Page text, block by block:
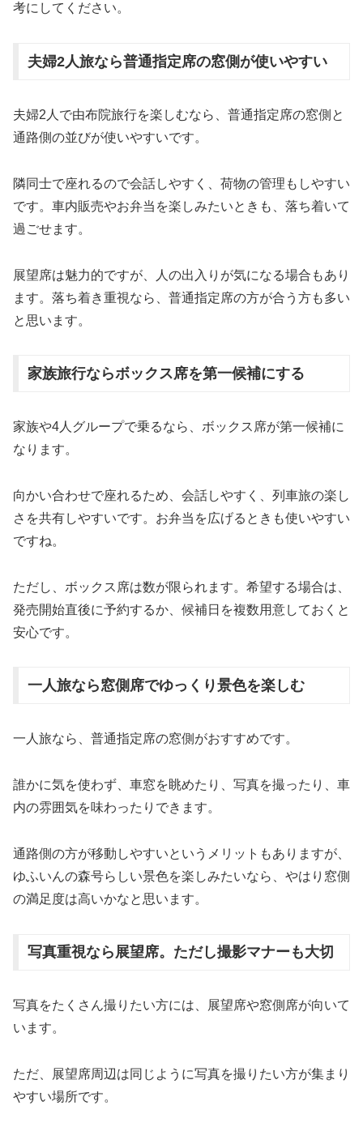
考にしてください。
夫婦2人旅なら普通指定席の窓側が使いやすい
夫婦2人で由布院旅行を楽しむなら、普通指定席の窓側と
通路側の並びが使いやすいです。
隣同士で座れるので会話しやすく、荷物の管理もしやすい
です。車内販売やお弁当を楽しみたいときも、落ち着いて
過ごせます。
展望席は魅力的ですが、人の出入りが気になる場合もあり
ます。落ち着き重視なら、普通指定席の方が合う方も多い
と思います。
家族旅行ならボックス席を第一候補にする
家族や4人グループで乗るなら、ボックス席が第一候補に
なります。
向かい合わせで座れるため、会話しやすく、列車旅の楽し
さを共有しやすいです。お弁当を広げるときも使いやすい
ですね。
ただし、ボックス席は数が限られます。希望する場合は、
発売開始直後に予約するか、候補日を複数用意しておくと
安心です。
一人旅なら窓側席でゆっくり景色を楽しむ
一人旅なら、普通指定席の窓側がおすすめです。
誰かに気を使わず、車窓を眺めたり、写真を撮ったり、車
内の雰囲気を味わったりできます。
通路側の方が移動しやすいというメリットもありますが、
ゆふいんの森号らしい景色を楽しみたいなら、やはり窓側
の満足度は高いかなと思います。
写真重視なら展望席。ただし撮影マナーも大切
写真をたくさん撮りたい方には、展望席や窓側席が向いて
います。
ただ、展望席周辺は同じように写真を撮りたい方が集まり
やすい場所です。